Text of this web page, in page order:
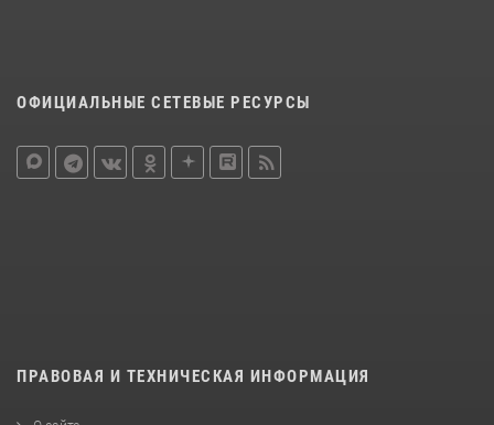
ОФИЦИАЛЬНЫЕ СЕТЕВЫЕ РЕСУРСЫ
ПРАВОВАЯ И ТЕХНИЧЕСКАЯ ИНФОРМАЦИЯ